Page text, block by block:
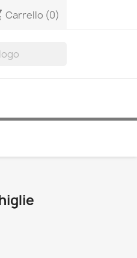
Carrello (0)